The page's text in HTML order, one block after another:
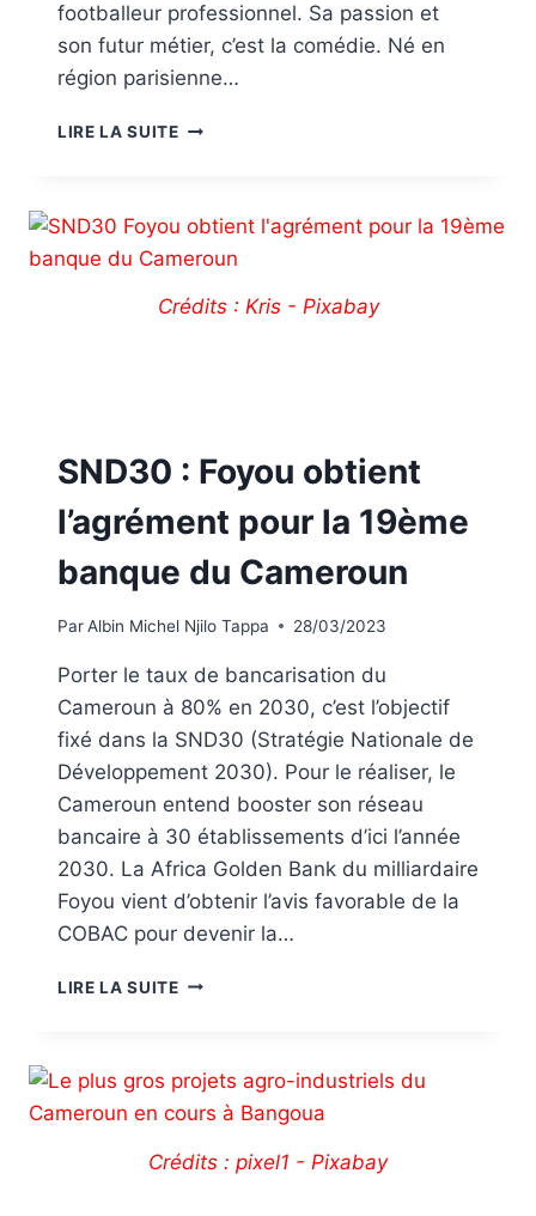
footballeur professionnel. Sa passion et
son futur métier, c’est la comédie. Né en
région parisienne…
LIRE LA SUITE
Crédits : Kris - Pixabay
SND30 : Foyou obtient
l’agrément pour la 19ème
banque du Cameroun
ParAlbin Michel Njilo Tappa 28/03/2023
Porter le taux de bancarisation du
Cameroun à 80% en 2030, c’est l’objectif
fixé dans la SND30 (Stratégie Nationale de
Développement 2030). Pour le réaliser, le
Cameroun entend booster son réseau
bancaire à 30 établissements d’ici l’année
2030. La Africa Golden Bank du milliardaire
Foyou vient d’obtenir l’avis favorable de la
COBAC pour devenir la…
LIRE LA SUITE
Crédits : pixel1 - Pixabay